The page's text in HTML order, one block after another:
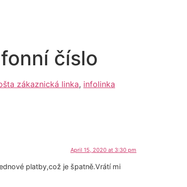
číslo
zákaznická linka, infolinka
April 15, 2020 at 3:30 pm
platby,což je špatně.Vrátí mi